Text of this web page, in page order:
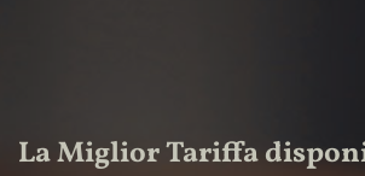
La Miglior Tariffa